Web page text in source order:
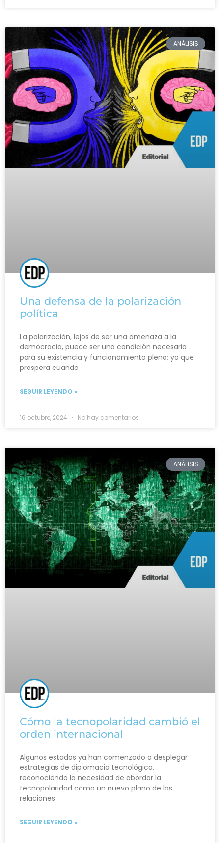
ANÁLISIS
Una defensa de la polarización
política
La polarización, lejos de ser una amenaza a la
democracia, puede ser una condición necesaria
para su existencia y funcionamiento pleno; ya que
prospera cuando
SEGUIR LEYENDO »
16 octubre, 2024 No hay comentarios
ANÁLISIS
Cómo la tecnopolaridad cambió el
orden internacional
Algunos estados ya han comenzado a desplegar
estrategias de diplomacia tecnológica,
reconociendo la necesidad de abordar la
tecnopolaridad como un nuevo plano de las
relaciones
SEGUIR LEYENDO »